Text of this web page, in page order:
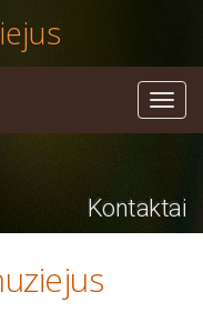
Kontaktai